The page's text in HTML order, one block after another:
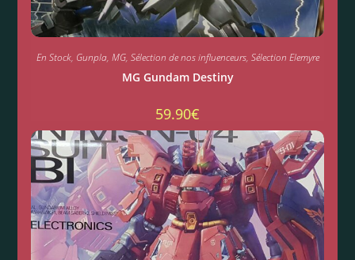
En Stock, Gunpla, MG, Sélection de nos influenceurs, Sélection Elemyre
MG Gundam Destiny
59.90€